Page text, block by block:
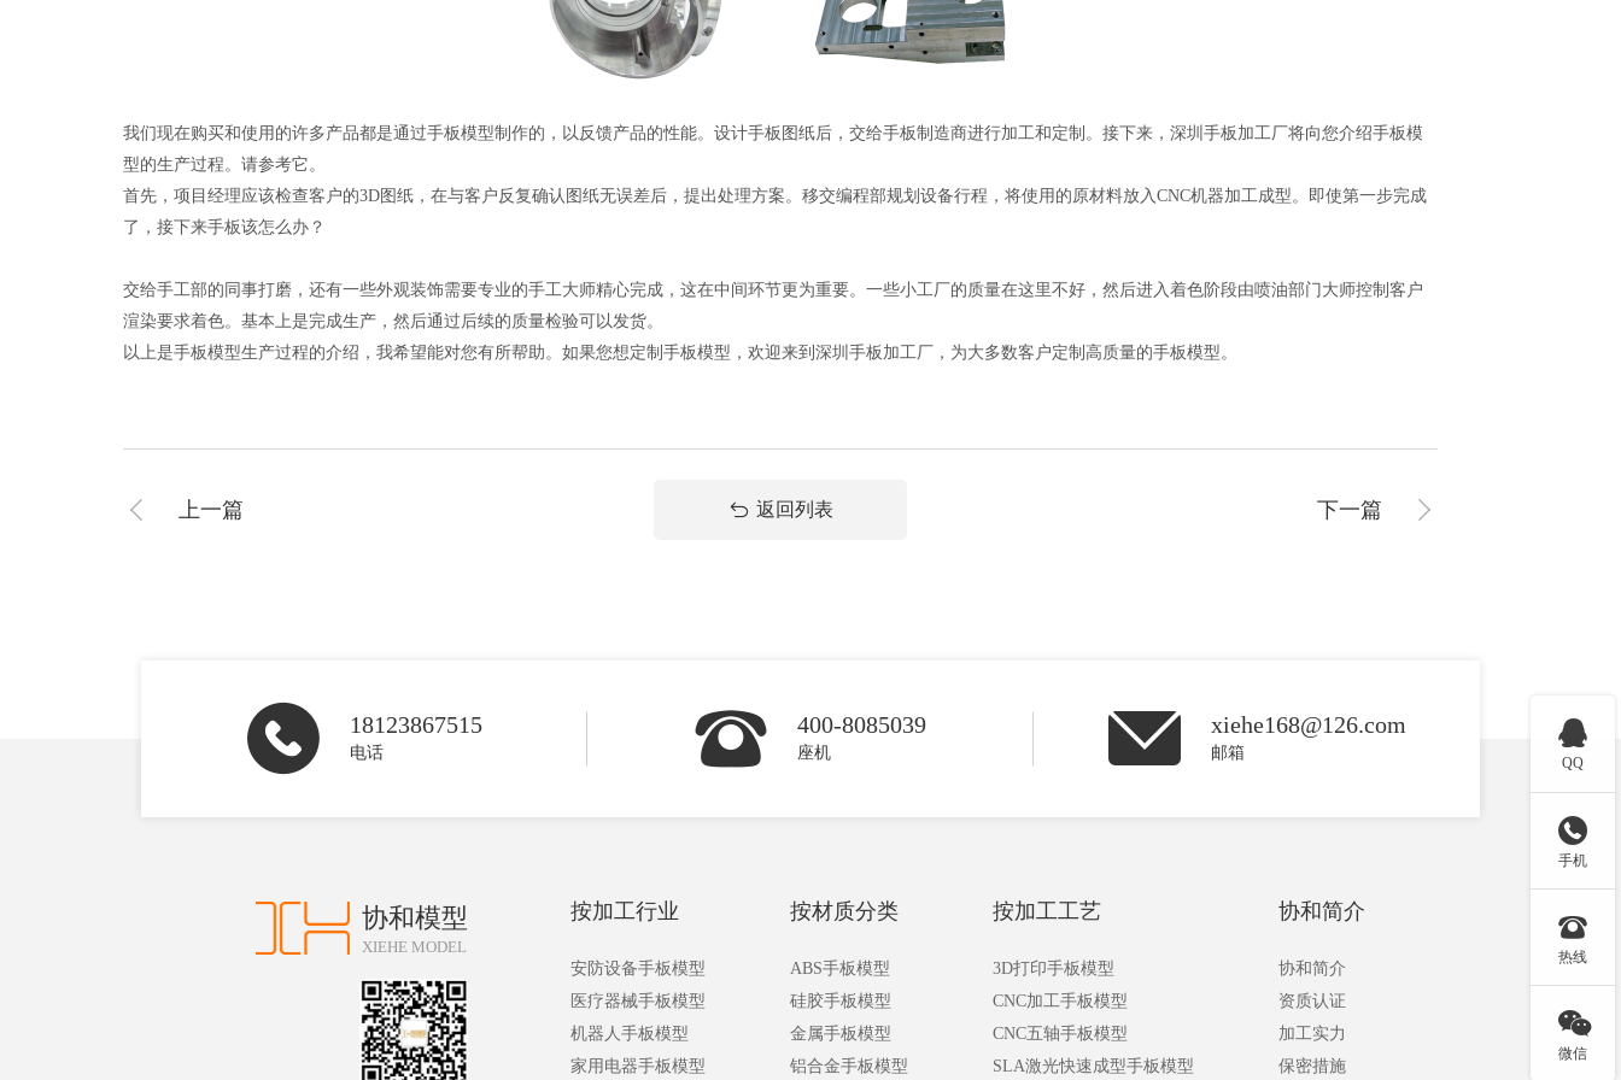
我们现在购买和使用的许多产品都是通过手板模型制作的，以反馈产品的性能。设计手板图纸后，交给手板制造商进行加工和定制。接下来，深圳手板加工厂将向您介绍手板模
型的生产过程。请参考它。
首先，项目经理应该检查客户的3D图纸，在与客户反复确认图纸无误差后，提出处理方案。移交编程部规划设备行程，将使用的原材料放入CNC机器加工成型。即使第一步完成
了，接下来手板该怎么办？
交给手工部的同事打磨，还有一些外观装饰需要专业的手工大师精心完成，这在中间环节更为重要。一些小工厂的质量在这里不好，然后进入着色阶段由喷油部门大师控制客户
渲染要求着色。基本上是完成生产，然后通过后续的质量检验可以发货。
以上是手板模型生产过程的介绍，我希望能对您有所帮助。如果您想定制手板模型，欢迎来到深圳手板加工厂，为大多数客户定制高质量的手板模型。
上一篇 返回列表 下一篇
18123867515
电话
400-8085039
座机
xiehe168@126.com
邮箱
协和模型
XIEHE MODEL
按加工行业
安防设备手板模型
医疗器械手板模型
机器人手板模型
家用电器手板模型
按材质分类
ABS手板模型
硅胶手板模型
金属手板模型
铝合金手板模型
按加工工艺
3D打印手板模型
CNC加工手板模型
CNC五轴手板模型
SLA激光快速成型手板模型
协和简介
协和简介
资质认证
加工实力
保密措施

QQ

手机

热线

微信